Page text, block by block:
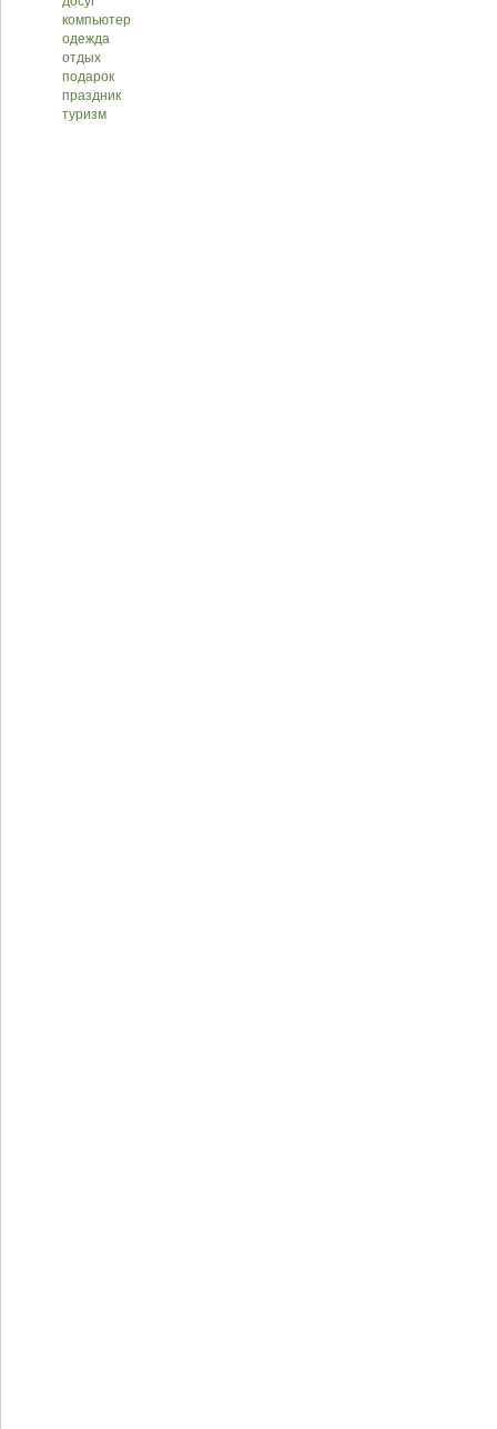
компьютер
одежда
отдых
подарок
праздник
туризм